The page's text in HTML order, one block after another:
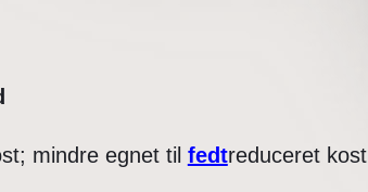
mindre egnet til fedtreduceret kost